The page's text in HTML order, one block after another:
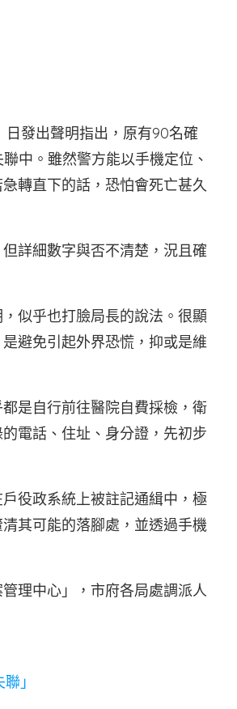
日發出聲明指出，原有90名確
中。雖然警方能以手機定位、
轉直下的話，恐怕會死亡甚久
詳細數字與否不清楚，況且確
似乎也打臉局長的說法。很顯
避免引起外界恐慌，抑或是維
是自行前往醫院自費採檢，衛
電話、住址、身分證，先初步
役政系統上被註記通緝中，極
其可能的落腳處，並透過手機
理中心」，市府各局處調派人
」